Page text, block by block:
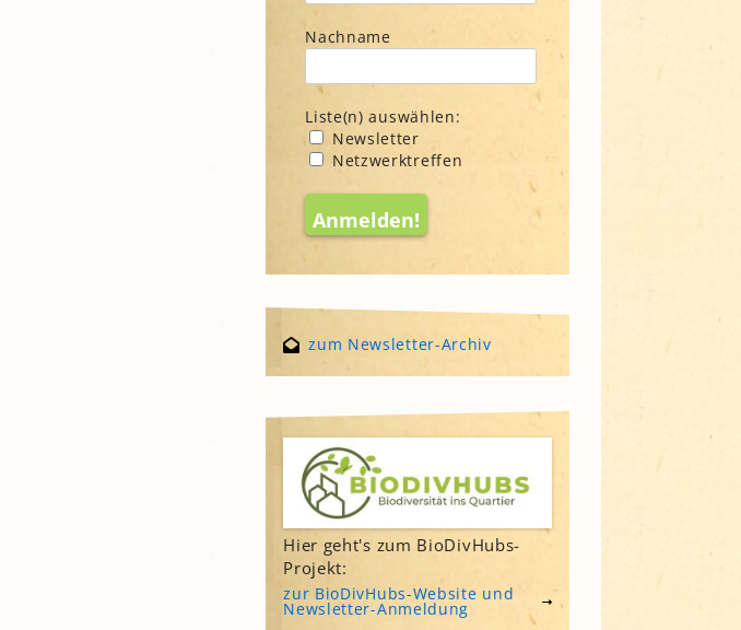
Nachname
Liste(n) auswählen:
Newsletter
Netzwerktreffen
zum Newsletter-Archiv
Hier geht's zum BioDivHubs-
Projekt:
zur BioDivHubs-Website und
Newsletter-Anmeldung